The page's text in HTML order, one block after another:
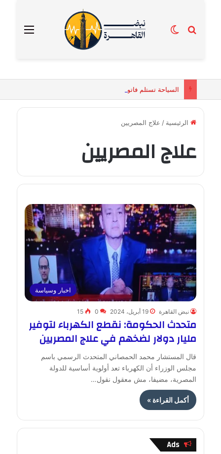
القائمة بحث عنالوضع المظلم
الرئيسية / علاج المصريين
علاج المصريين
اخبار وسياسة
نبض القاهرة 19 أبريل، 2024 0
15
متحدث الحكومة: نقطع الكهرباء لتوفير
مليار دولار لضخهم في علاج المصريين
قال المستشار محمد الحمصاني المتحدث الرسمي باسم
مجلس الوزراء أن الكهرباء تعد أولوية أساسية للدولة
المصرية، مضيفا، مش معقول نقول…
أكمل القراءة »
Ads